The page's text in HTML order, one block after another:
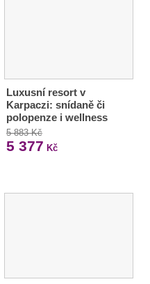
Luxusní resort v
Karpaczi: snídaně či
polopenze i wellness
5 883 Kč
5 377 Kč